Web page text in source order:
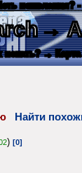
пожелания?
→
искать? → Карта
Найти
) [0]